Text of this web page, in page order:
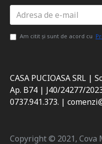
Am citit şi sunt de acord cu
CASA PUCIOASA SRL |
Ap. B74 | J40/24277/
0737.941.373. |
Copyright © 2021,